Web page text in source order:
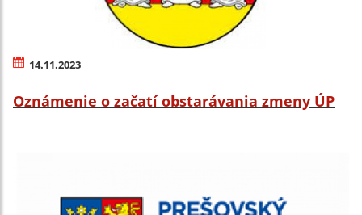
14.11.2023
Oznámenie o začatí obstarávania zmeny ÚP